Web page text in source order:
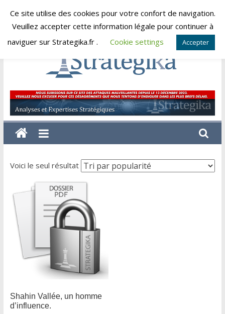
Skip
jeudi, août 6, 2026
Strategika
Expertise
et
Analyses
Voici le seul résultat
Shahin Vallée, un homme
d’influence.
Ce site utilise des cookies pour votre confort de navigation.
Veuillez accepter cette information légale pour continuer à
naviguer sur Strategika.fr .
Cookie settings Accepter